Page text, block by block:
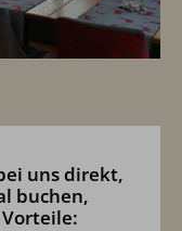
uns direkt,
buchen,